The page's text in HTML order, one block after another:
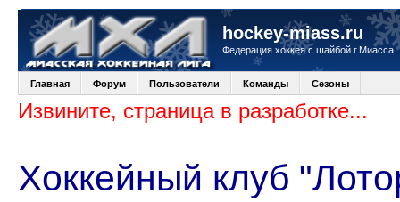
hockey-miass.ru
Федерация хоккея с шайбой г.Миасса
Главная Форум Пользователи Команды Сезоны
Извините, страница в разработке...
Хоккейный клуб